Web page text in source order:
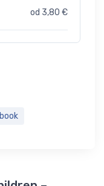
od 3,80 €